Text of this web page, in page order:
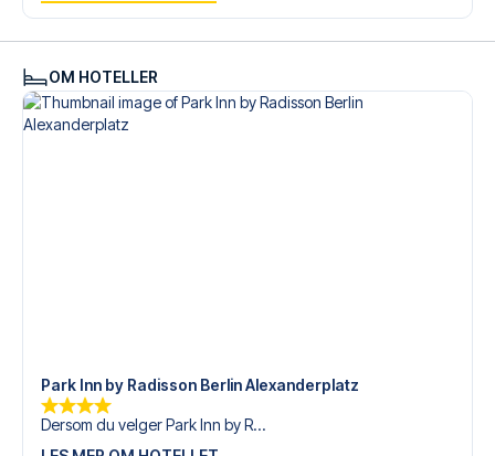
med personlig service både før og under reisen. Vi er
tilgjengelige på+47 73 02 20 22ellerherdersom du
Er du klar for å oppleve Hertha Berlin på Olympiastadion
mot Heidenheim? Kontakt oss idag, og la oss hjelpe deg
OM HOTELLER
Park Inn by Radisson Berlin Alexanderplatz
Dersom du velger Park Inn by R...